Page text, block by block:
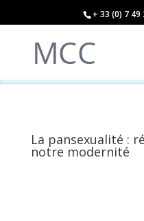
+ 33 (0) 7 49
La pansexualité :
notre modernité